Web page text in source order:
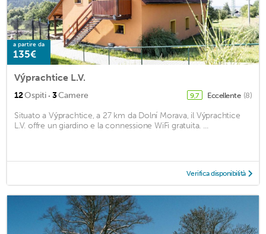
a partire da
135€
Výprachtice L.V.
12Ospiti · 3Camere 9,7 Eccellente (8)
Situato a Výprachtice, a 27 km da Dolní Morava, il Výprachtice
L.V. offre un giardino e la connessione WiFi gratuita. ...
Verifica disponibilità